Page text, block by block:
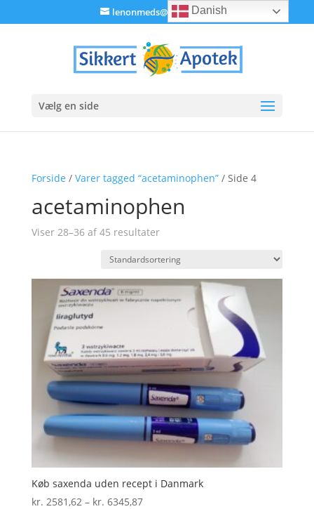
lenonmeds@gmail.com
Vælg en side
Forside / Varer tagged “acetaminophen”/ Side 4
acetaminophen
Viser 28–36 af 45 resultater
Køb saxenda uden recept i Danmark
kr. 2581,62 – kr. 6345,87Prisinterval:
Danish